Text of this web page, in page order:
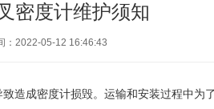
密度计维护须知
：2022-05-12 16:46:43
成密度计损毁。运输和安装过程中为